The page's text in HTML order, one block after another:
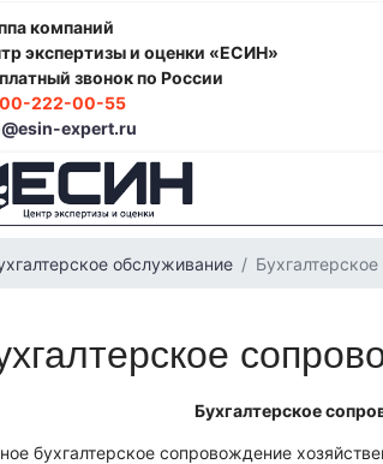
компаний
экспертизы и оценки «ЕСИН»
звонок по России
222-00-55
expert.ru
обслуживание
Бухгалтерское
бухгалтерское сопровождение